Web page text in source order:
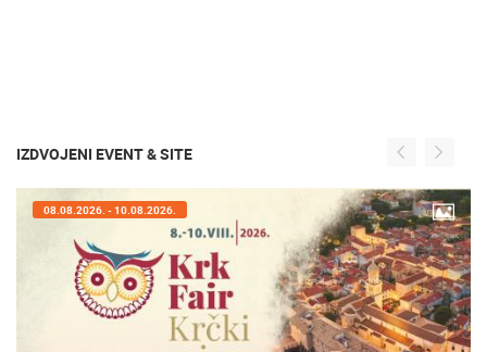
IZDVOJENI EVENT & SITE
10.08.2026. 07.08.2026. -